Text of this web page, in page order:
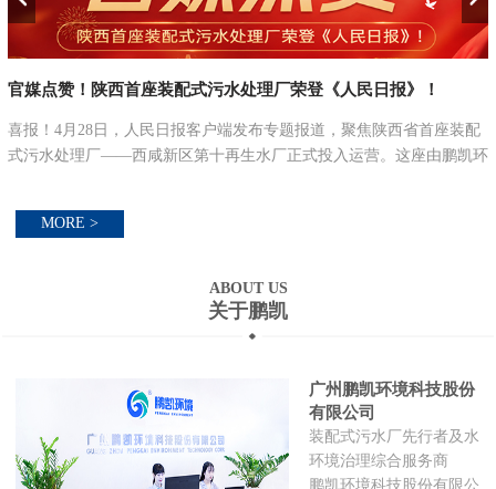
官媒点赞！陕西首座装配式污水处理厂荣登《人民日报》！
喜报！4月28日，人民日报客户端发布专题报道，聚焦陕西省首座装配
式污水处理厂——西咸新区第十再生水厂正式投入运营。这座由鹏凯环
MORE >
ABOUT US
关于鹏凯
广州鹏凯环境科技股份
有限公司
装配式污水厂先行者及水
环境治理综合服务商
鹏凯环境科技股份有限公